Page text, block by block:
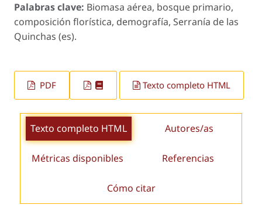
Palabras clave: Biomasa aérea, bosque primario,
composición florística, demografía, Serranía de las
Quinchas (es).
PDF Texto completo HTML
Texto completo HTML Autores/as
Métricas disponibles Referencias
Cómo citar